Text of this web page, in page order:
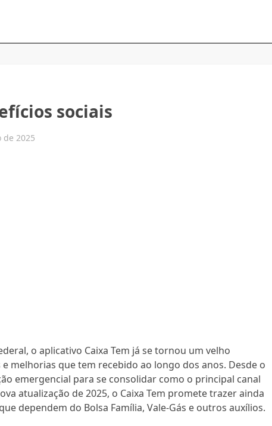
sociais
de 2025
o aplicativo Caixa Tem já se tornou um velho
melhorias que tem recebido ao longo dos anos. Desde o
emergencial para se consolidar como o principal canal
atualização de 2025, o Caixa Tem promete trazer ainda
dependem do Bolsa Família, Vale-Gás e outros auxílios.